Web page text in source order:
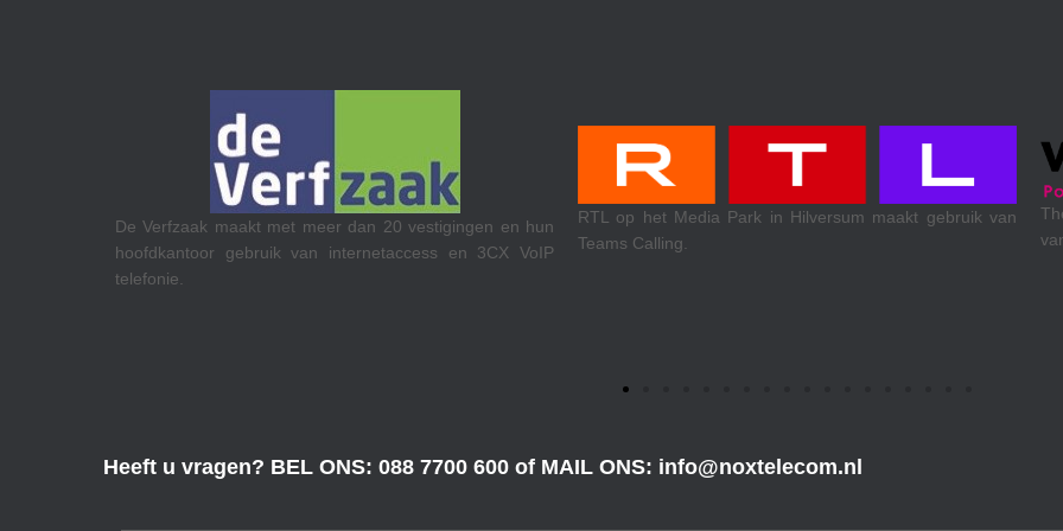
De Verfzaak maakt met meer dan 20 vestigingen en hun
hoofdkantoor gebruik van internetaccess en 3CX VoIP
RTL op het Media Park in Hilversum maakt gebruik van
Teams Calling.
Theewen koel-
van Xelion
Heeft u vragen? BEL ONS: 088 7700 600 of MAIL ONS: info@noxtelecom.nl